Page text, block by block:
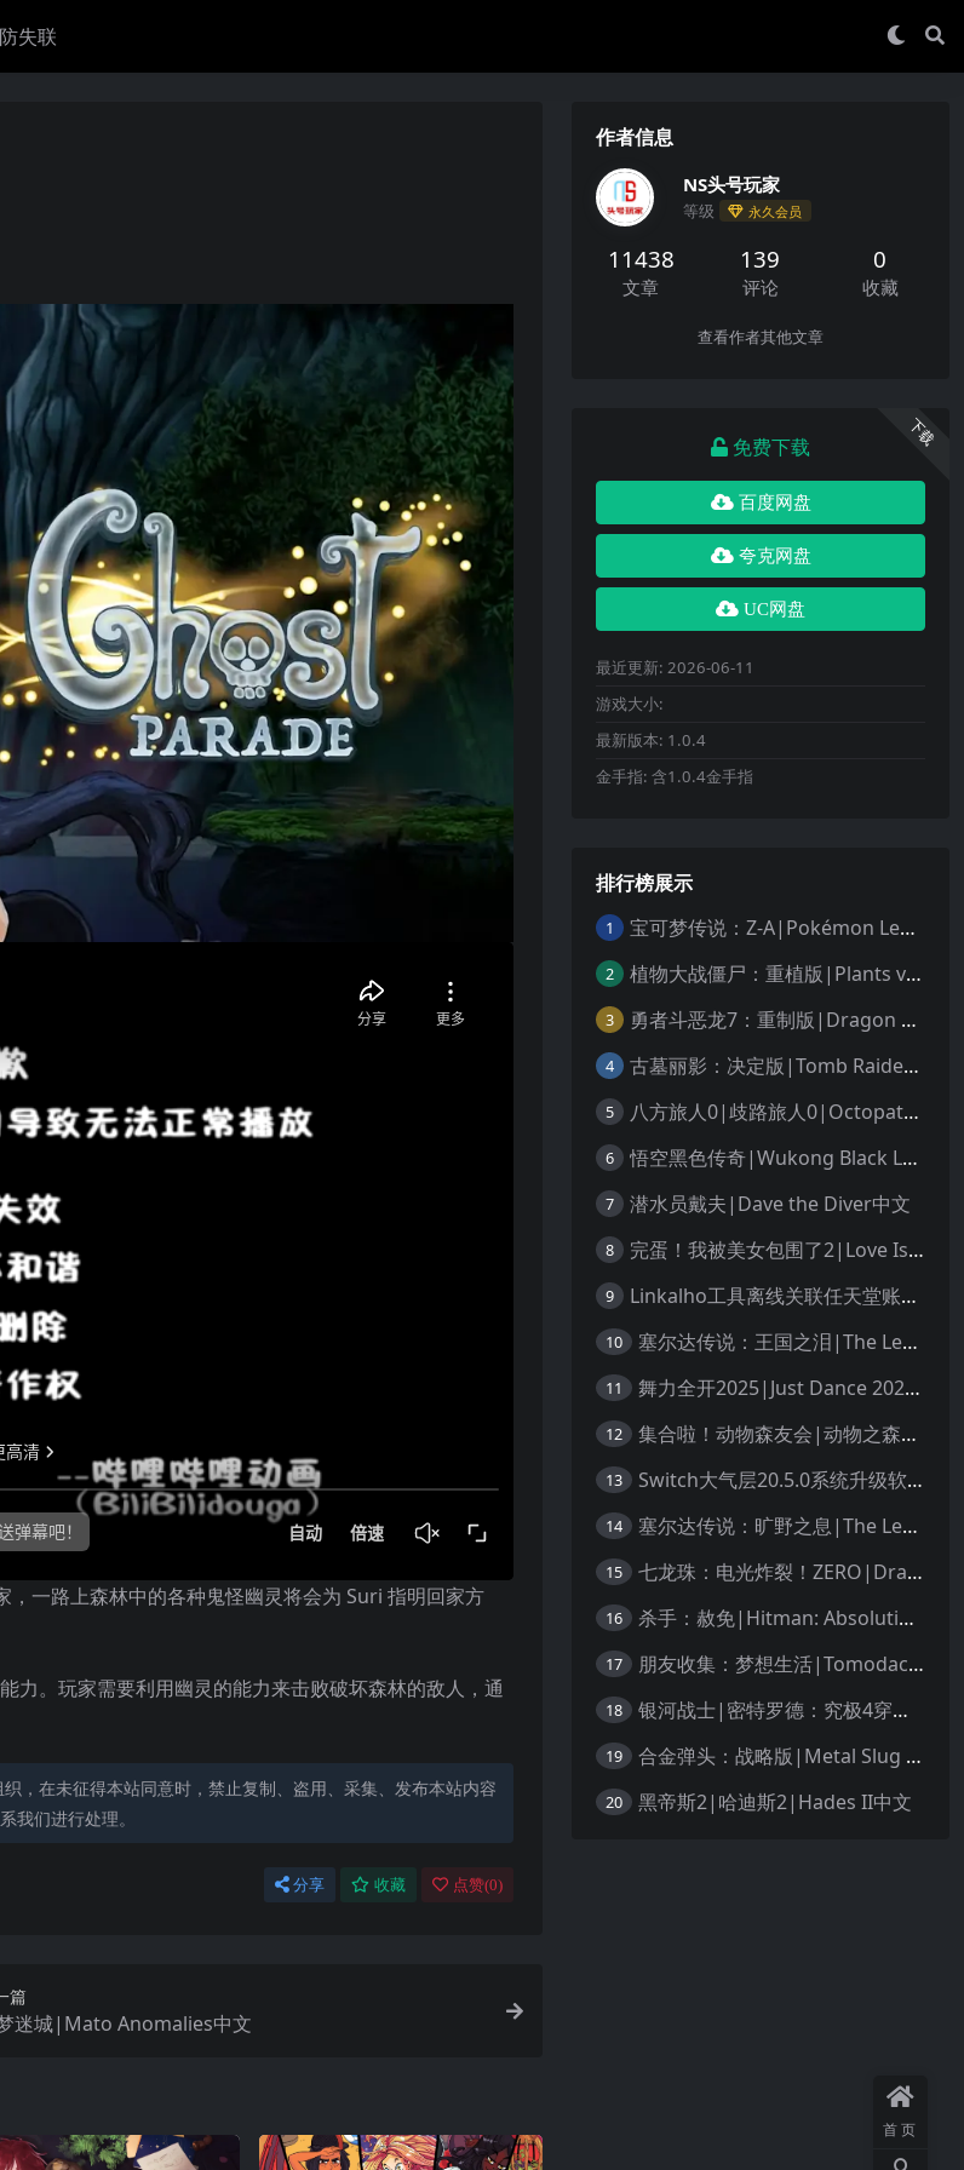
防失联
一路上森林中的各种鬼怪幽灵将会为 Suri 指明回家方
力。玩家需要利用幽灵的能力来击败破坏森林的敌人，通
，在未征得本站同意时，禁止复制、盗用、采集、发布本站内容
我们进行处理。
分享 收藏 点赞(0)
篇
迷城|Mato Anomalies中文
作者信息
NS头号玩家
等级 永久会员
11438
文章
139
评论
0
收藏
查看作者其他文章
下载
免费下载
百度网盘
夸克网盘
UC网盘
最近更新: 2026-06-11
游戏大小:
最新版本: 1.0.4
金手指: 含1.0.4金手指
排行榜展示
1 宝可梦传说：Z-A|Pokémon Legends: Z-A中文
2 植物大战僵尸：重植版|Plants vs. Zombies: Replanted中文
3 勇者斗恶龙7：重制版|Dragon Quest VII Reimagined中文
4 古墓丽影：决定版|Tomb Raider: Definitive Edition中文
5 八方旅人0|歧路旅人0|Octopath Traveler 0中文
6 悟空黑色传奇|Wukong Black Legend
7 潜水员戴夫|Dave the Diver中文
8 完蛋！我被美女包围了2|Love Is All Around 2中文
9 Linkalho工具离线关联任天堂账户教程
10 塞尔达传说：王国之泪|The Legend of Zelda: Tears of the Kingdom中文
11 舞力全开2025|Just Dance 2025中文
12 集合啦！动物森友会|动物之森|Animal Crossing: New Horizons中文
13 Switch大气层20.5.0系统升级软硬破通用教程
14 塞尔达传说：旷野之息|The Legend of Zelda: Breath of the Wild中文
15 七龙珠：电光炸裂！ZERO|Dragon Ball: Sparking! Zero中文
16 杀手：赦免|Hitman: Absolution汉化
17 朋友收集：梦想生活|Tomodachi Life: Living the Dream中文
18 银河战士|密特罗德：究极4穿越未知|Metroid Prime 4: Beyond中文
19 合金弹头：战略版|Metal Slug Tactics中文
20 黑帝斯2|哈迪斯2|Hades II中文
首页